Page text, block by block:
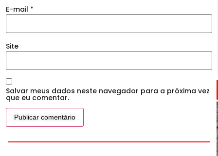
E-mail *
Site
Salvar meus dados neste navegador para a próxima vez
que eu comentar.